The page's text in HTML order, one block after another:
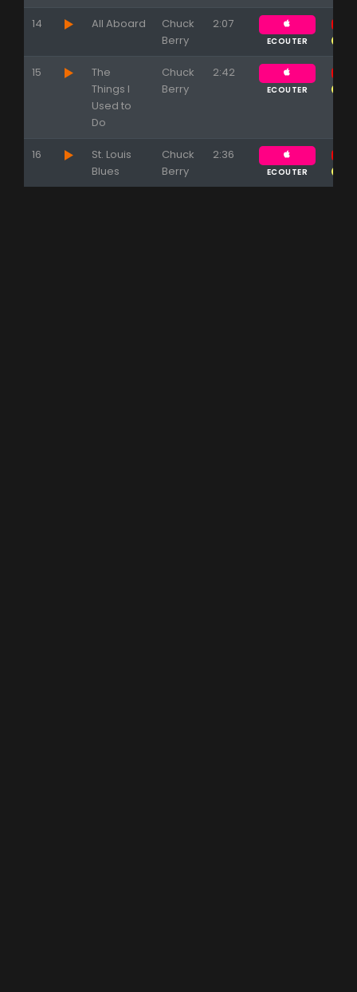
14 All Aboard
Chuck
Berry
2:07
ECOUTER
15
The
Things I
Used to
Do
Chuck
Berry
2:42
ECOUTER
16
St. Louis
Blues
Chuck
Berry
2:36
ECOUTER